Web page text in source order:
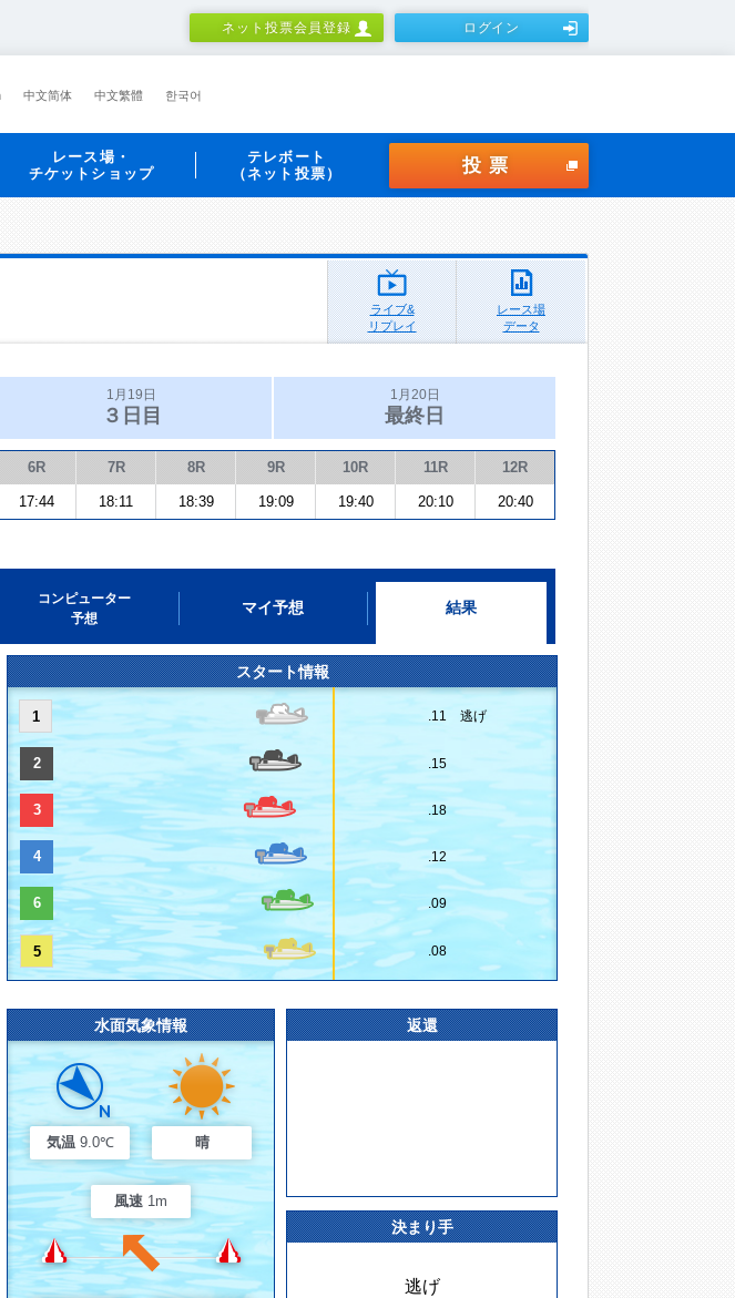
ネット投票会員登録 ログイン
中文简体 中文繁體 한국어
レース場・
チケットショップ
テレボート
（ネット投票）
投票
ライブ&
リプレイ
レース場
データ
1月19日
３日目
1月20日
最終日
6R 7R 8R 9R 10R 11R 12R
17:44 18:11 18:39 19:09 19:40 20:10 20:40
コンピューター
予想
マイ予想 結果
スタート情報
1 .11 逃げ
2 .15
3 .18
4 .12
6 .09
5 .08
水面気象情報
気温 9.0℃ 晴
風速 1m
返還
決まり手
逃げ